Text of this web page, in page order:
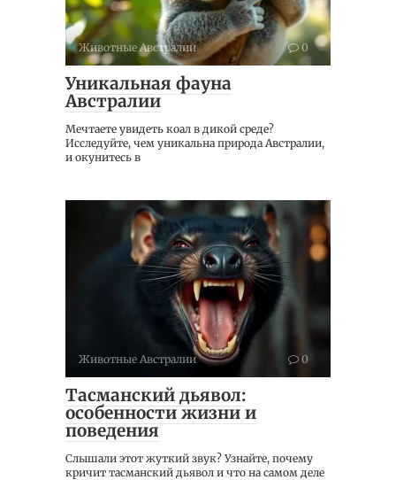
Животные Австралии 0
Уникальная фауна
Австралии
Мечтаете увидеть коал в дикой среде?
Исследуйте, чем уникальна природа Австралии,
и окунитесь в
Животные Австралии 0
Тасманский дьявол:
особенности жизни и
поведения
Слышали этот жуткий звук? Узнайте, почему
кричит тасманский дьявол и что на самом деле